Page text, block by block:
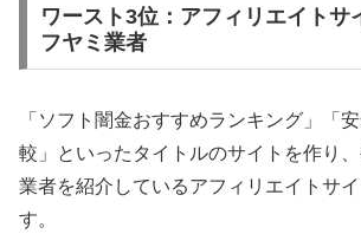
ワースト3位：アフィリエイトサ
フヤミ業者
「ソフト闇金おすすめランキング」「
較」といったタイトルのサイトを作り
業者を紹介しているアフィリエイトサ
す。